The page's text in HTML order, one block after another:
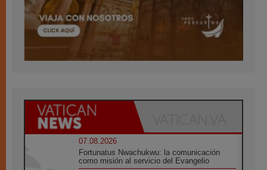
07.08.2026
Fortunatus Nwachukwu: la comunicación
como misión al servicio del Evangelio